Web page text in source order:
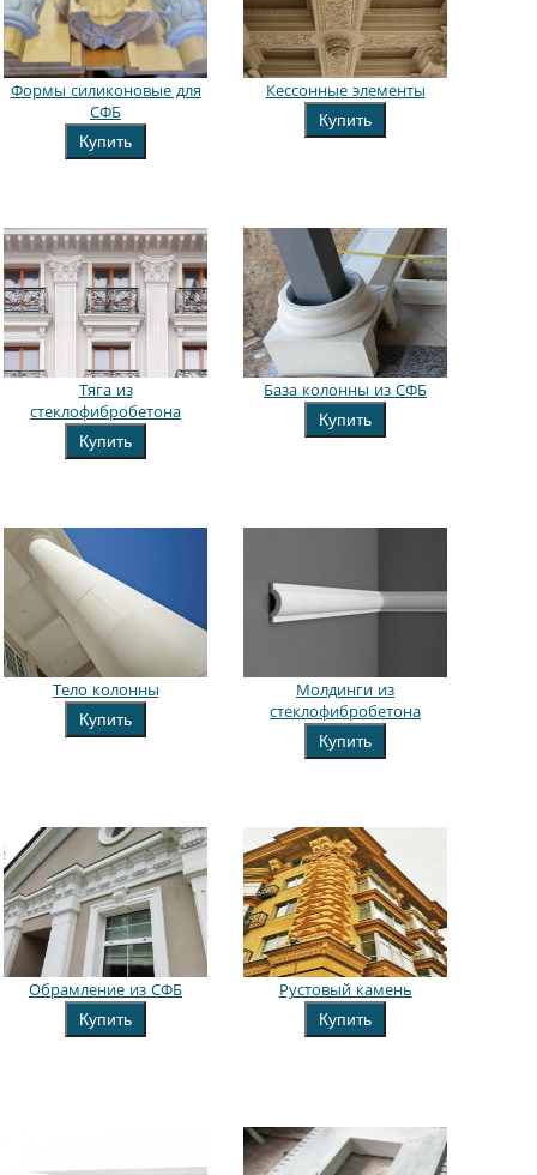
Формы силиконовые для
СФБ
Купить
Кессонные элементы
Купить
Тяга из
стеклофибробетона
Купить
База колонны из СФБ
Купить
Тело колонны
Купить
Молдинги из
стеклофибробетона
Купить
Обрамление из СФБ
Купить
Рустовый камень
Купить